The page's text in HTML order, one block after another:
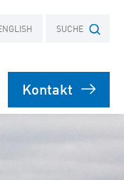
SUCHE
Kontakt